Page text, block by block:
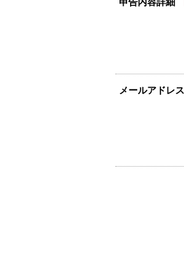
申告内容詳細
メールアドレス